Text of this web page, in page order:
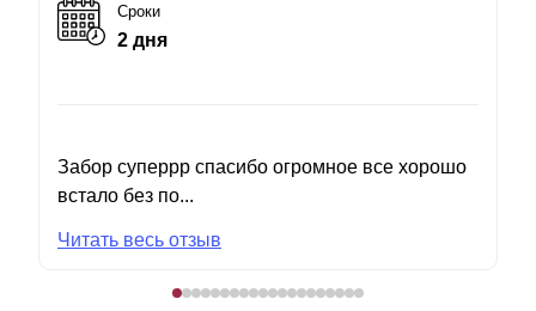
Сроки
2 дня
Забор суперрр спасибо огромное все хорошо
встало без по...
Читать весь отзыв